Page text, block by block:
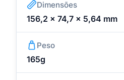
Dimensões
156,2 x 74,7 x 5,64 mm
Peso
165g